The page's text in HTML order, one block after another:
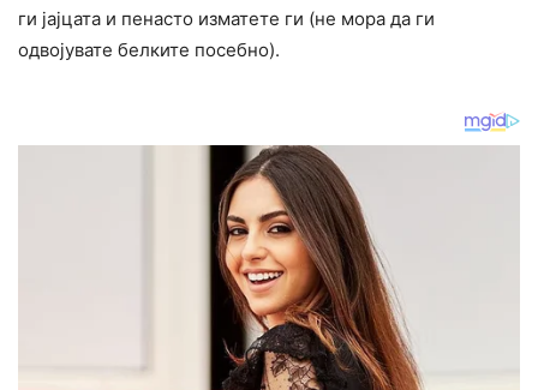
ги јајцата и пенасто изматете ги (не мора да ги
одвојувате белките посебно).